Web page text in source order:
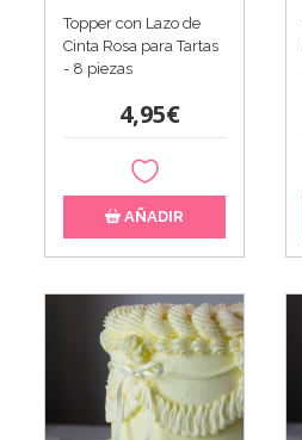
Topper con Lazo de
Cinta Rosa para Tartas
- 8 piezas
4,95€
AÑADIR